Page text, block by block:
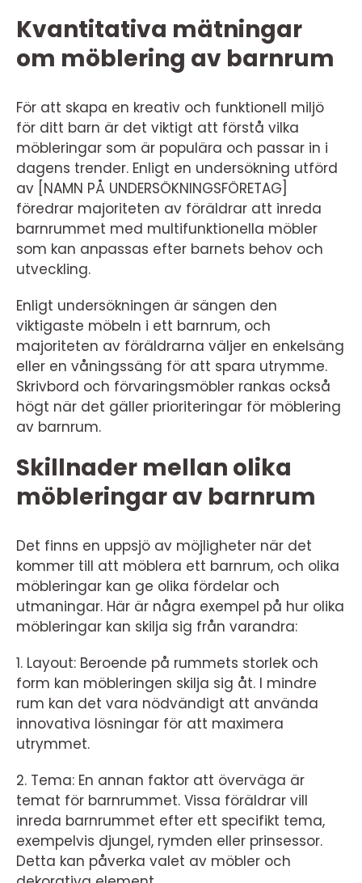
Kvantitativa mätningar
om möblering av barnrum
För att skapa en kreativ och funktionell miljö
för ditt barn är det viktigt att förstå vilka
möbleringar som är populära och passar in i
dagens trender. Enligt en undersökning utförd
av [NAMN PÅ UNDERSÖKNINGSFÖRETAG]
föredrar majoriteten av föräldrar att inreda
barnrummet med multifunktionella möbler
som kan anpassas efter barnets behov och
utveckling.
Enligt undersökningen är sängen den
viktigaste möbeln i ett barnrum, och
majoriteten av föräldrarna väljer en enkelsäng
eller en våningssäng för att spara utrymme.
Skrivbord och förvaringsmöbler rankas också
högt när det gäller prioriteringar för möblering
av barnrum.
Skillnader mellan olika
möbleringar av barnrum
Det finns en uppsjö av möjligheter när det
kommer till att möblera ett barnrum, och olika
möbleringar kan ge olika fördelar och
utmaningar. Här är några exempel på hur olika
möbleringar kan skilja sig från varandra:
1. Layout: Beroende på rummets storlek och
form kan möbleringen skilja sig åt. I mindre
rum kan det vara nödvändigt att använda
innovativa lösningar för att maximera
utrymmet.
2. Tema: En annan faktor att överväga är
temat för barnrummet. Vissa föräldrar vill
inreda barnrummet efter ett specifikt tema,
exempelvis djungel, rymden eller prinsessor.
Detta kan påverka valet av möbler och